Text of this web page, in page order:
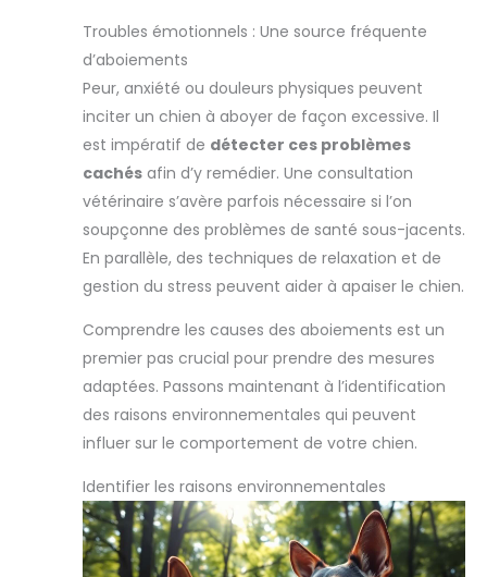
Troubles émotionnels : Une source fréquente
d’aboiements
Peur, anxiété ou douleurs physiques peuvent
inciter un chien à aboyer de façon excessive. Il
est impératif de détecter ces problèmes
cachés afin d’y remédier. Une consultation
vétérinaire s’avère parfois nécessaire si l’on
soupçonne des problèmes de santé sous-jacents.
En parallèle, des techniques de relaxation et de
gestion du stress peuvent aider à apaiser le chien.
Comprendre les causes des aboiements est un
premier pas crucial pour prendre des mesures
adaptées. Passons maintenant à l’identification
des raisons environnementales qui peuvent
influer sur le comportement de votre chien.
Identifier les raisons environnementales